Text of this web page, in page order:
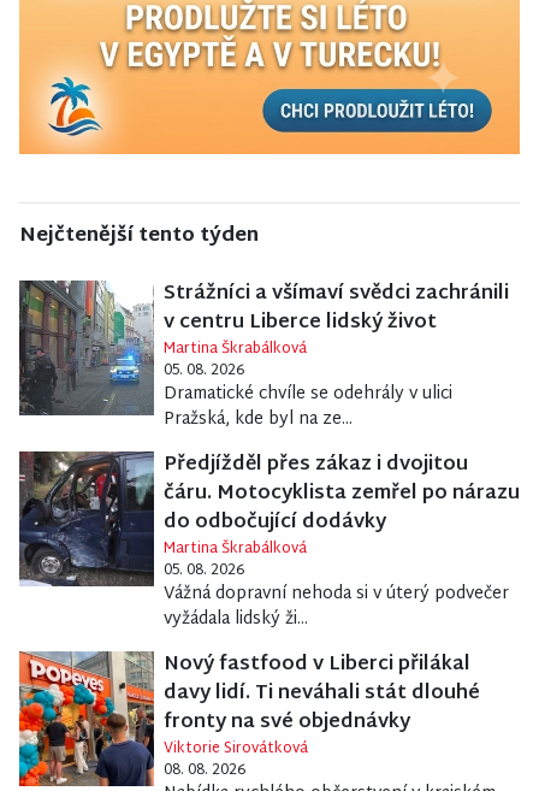
Nejčtenější tento týden
Strážníci a všímaví svědci zachránili
v centru Liberce lidský život
Martina Škrabálková
05. 08. 2026
Dramatické chvíle se odehrály v ulici
Pražská, kde byl na ze...
Předjížděl přes zákaz i dvojitou
čáru. Motocyklista zemřel po nárazu
do odbočující dodávky
Martina Škrabálková
05. 08. 2026
Vážná dopravní nehoda si v úterý podvečer
vyžádala lidský ži...
Nový fastfood v Liberci přilákal
davy lidí. Ti neváhali stát dlouhé
fronty na své objednávky
Viktorie Sirovátková
08. 08. 2026